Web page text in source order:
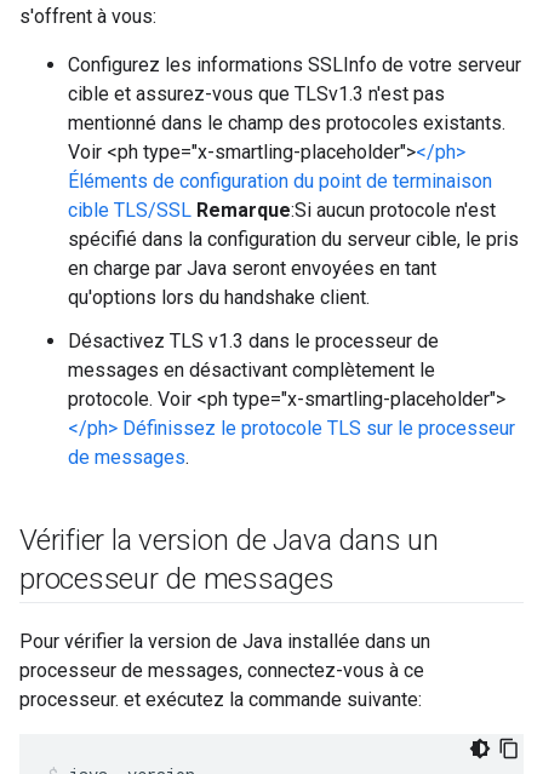
s'offrent à vous:
Configurez les informations SSLInfo de votre serveur
cible et assurez-vous que TLSv1.3 n'est pas
mentionné dans le champ des protocoles existants.
Voir <ph type="x-smartling-placeholder"></ph>
Éléments de configuration du point de terminaison
cible TLS/SSL Remarque:Si aucun protocole n'est
spécifié dans la configuration du serveur cible, le pris
en charge par Java seront envoyées en tant
qu'options lors du handshake client.
Désactivez TLS v1.3 dans le processeur de
messages en désactivant complètement le
protocole. Voir <ph type="x-smartling-placeholder">
</ph> Définissez le protocole TLS sur le processeur
de messages.
Vérifier la version de Java dans un
processeur de messages
Pour vérifier la version de Java installée dans un
processeur de messages, connectez-vous à ce
processeur. et exécutez la commande suivante: